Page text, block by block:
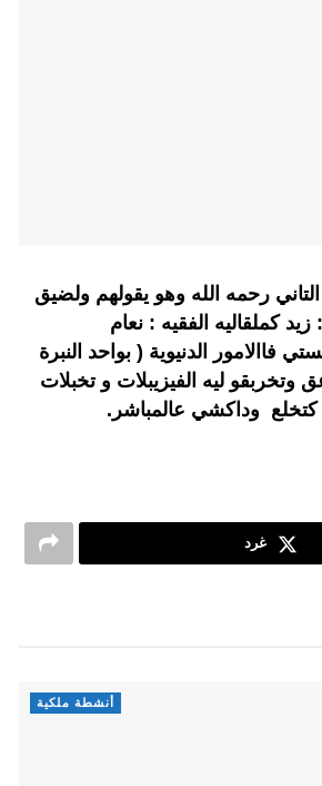
رحمه الله وهو يقولهم ولضيق
كملقاليه الفقيه : نعام
فاالامور الدنيوية ( بواحد النبرة
وتخربقو ليه الفيزيبلات و تخبلات
كتخلع وداكشي عالمباشر.
غرد
أنشطة ملكية